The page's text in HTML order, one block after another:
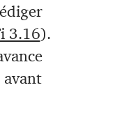
3.16).